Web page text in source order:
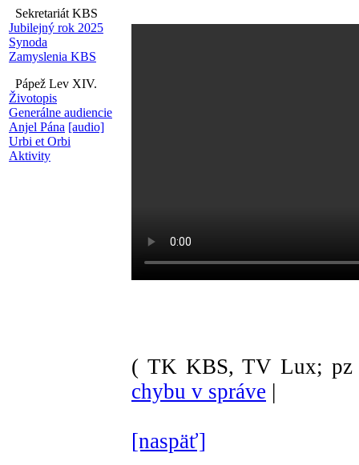
Sekretariát KBS
Jubilejný rok 2025
Synoda
Zamyslenia KBS
Pápež Lev XIV.
Životopis
Generálne audiencie
Anjel Pána [audio]
Urbi et Orbi
Aktivity
( TK KBS, TV Lux; pz
chybu v správe |
[naspäť]